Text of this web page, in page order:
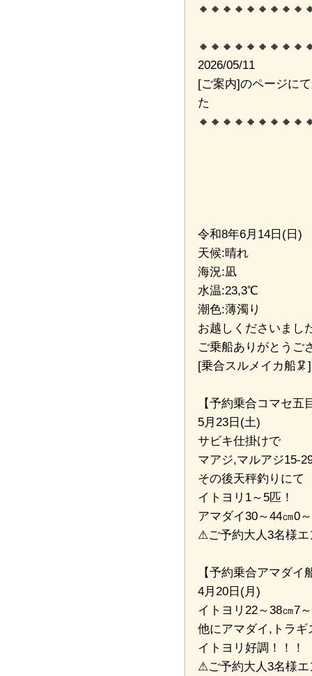
2026/05/11
[ご案内]のページに
た
令和8年6月14日(日)
天候:晴れ
海況:凪
水温:23,3℃
潮色:薄濁り
お越しくださいまし
ご乗船ありがとうご
[乗合スルメイカ船
【予約乗合コマセ五
5月23日(土)
サビキ仕掛けで
マアジ,マルアジ15-
その後天秤釣りにて
イトヨリ1～5匹！
アマダイ30～44㎝0
⚠ご予約大人3名様
【予約乗合アマダイ
4月20日(月)
イトヨリ22～38㎝7
他にアマダイ,トラ
イトヨリ好調！！！
⚠ご予約大人3名様